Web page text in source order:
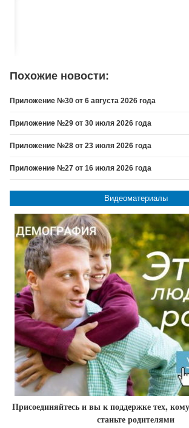
Похожие новости:
Приложение №30 от 6 августа 2026 года
Приложение №29 от 30 июля 2026 года
Приложение №28 от 23 июля 2026 года
Приложение №27 от 16 июля 2026 года
Видеоматериалы
Присоединяйтесь и вы к поддержке тех,
станьте родителями